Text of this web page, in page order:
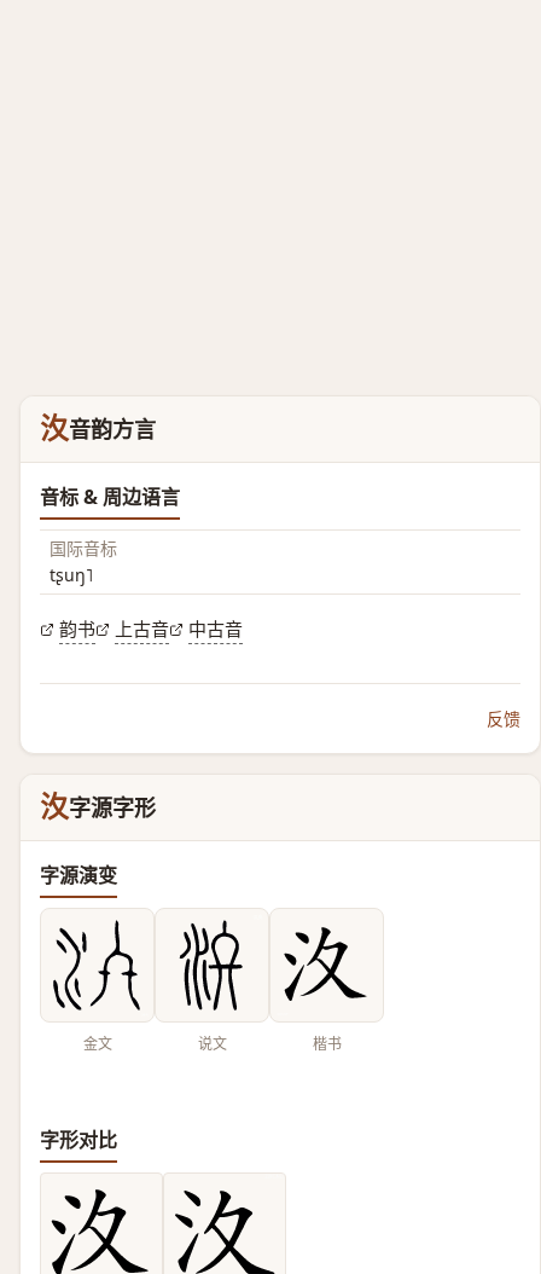
汷音韵方言
音标 & 周边语言
国际音标
tʂuŋ˥
韵书 上古音 中古音
反馈
汷字源字形
字源演变
金文 说文 楷书
字形对比